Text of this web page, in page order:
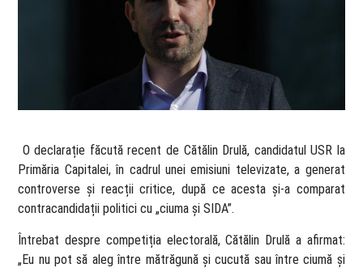
​ O declarație făcută recent de Cătălin Drulă, candidatul USR la
Primăria Capitalei, în cadrul unei emisiuni televizate, a generat
controverse și reacții critice, după ce acesta și-a comparat
contracandidații politici cu „ciuma și SIDA”.
Întrebat despre competiția electorală, Cătălin Drulă a afirmat:
„Eu nu pot să aleg între mătrăgună și cucută sau între ciumă și